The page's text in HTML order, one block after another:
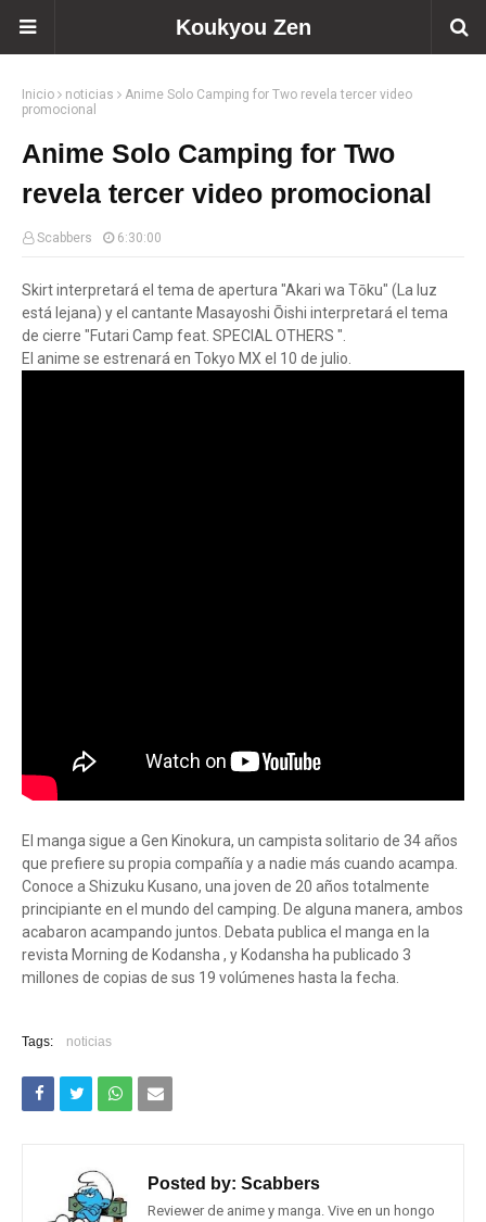
Koukyou Zen
Inicio noticias
Anime Solo Camping for Two revela tercer video
promocional
Anime Solo Camping for Two
revela tercer video promocional
Scabbers 6:30:00
Skirt interpretará el tema de apertura "Akari wa Tōku" (La luz
está lejana) y el cantante Masayoshi Ōishi interpretará el tema
de cierre "Futari Camp feat. SPECIAL OTHERS ".
El anime se estrenará en Tokyo MX el 10 de julio.
El manga sigue a Gen Kinokura, un campista solitario de 34 años
que prefiere su propia compañía y a nadie más cuando acampa.
Conoce a Shizuku Kusano, una joven de 20 años totalmente
principiante en el mundo del camping. De alguna manera, ambos
acabaron acampando juntos. Debata publica el manga en la
revista Morning de Kodansha , y Kodansha ha publicado 3
millones de copias de sus 19 volúmenes hasta la fecha.
Tags: noticias
Posted by: Scabbers
Reviewer de anime y manga. Vive en un hongo